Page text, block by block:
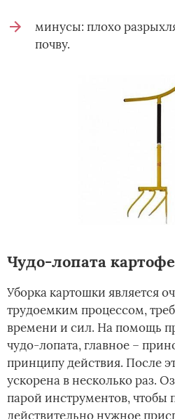
минусы: плохо
почву.
Чудо-лопата
Уборка картошки является
трудоемким процессом,
времени и сил. На помощь
чудо-лопата, главное –
принципу действия. После
ускорена в несколько раз.
парой инструментов, чтобы
действительно нужное